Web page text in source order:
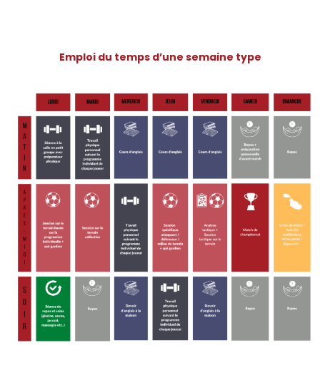
Emploi du temps d’une semaine type